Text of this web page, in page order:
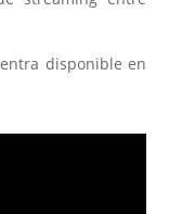
disponible en